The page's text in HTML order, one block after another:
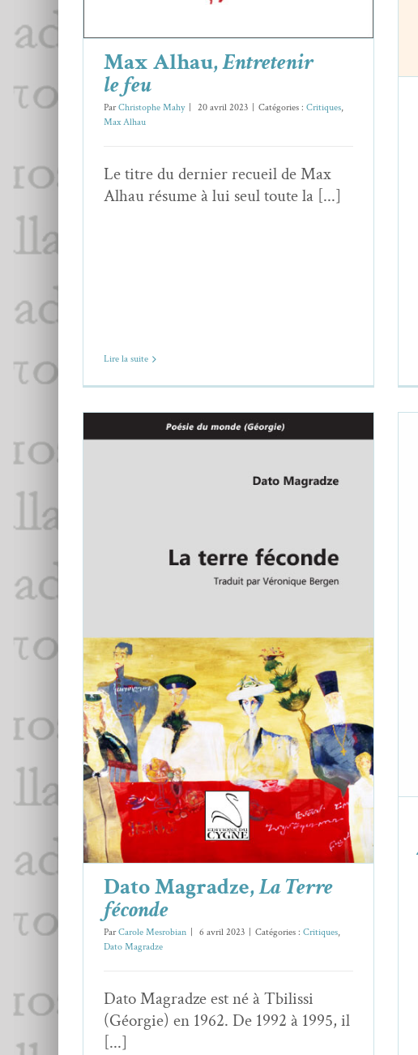
Max Alhau,Entretenir
le feu
ParChristophe Mahy 20 avril 2023 Catégories : Critiques,
Max Alhau
Le titre du dernier recueil de Max
Alhau résume à lui seul toute la [...]
Lire la suite
Dato Magradze,La Terre féconde
Critiques Dato Magradze
Dato Magradze,La Terre
féconde
ParCarole Mesrobian 6 avril 2023 Catégories : Critiques,
Dato Magradze
Dato Magradze est né à Tbilissi
(Géorgie) en 1962. De 1992 à 1995, il
[...]